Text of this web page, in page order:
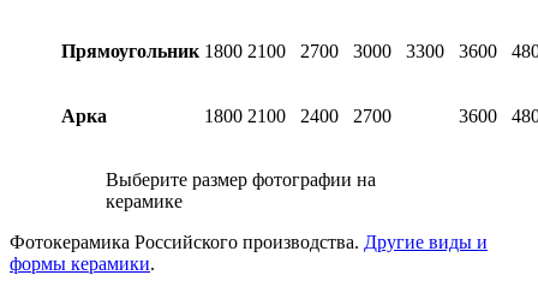
Прямоугольник 1800 2100 2700 3000 3300 3600
Арка 1800 2100 2400 2700 3600
Выберите размер фотографии на
керамике
Фотокерамика Российского производства. Другие виды и
формы керамики.